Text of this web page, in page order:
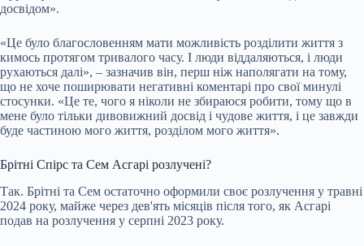
досвідом».
«Це було благословенням мати можливість розділити життя з
кимось протягом тривалого часу. І люди віддаляються, і люди
рухаються далі», – зазначив він, перш ніж наполягати на тому,
що не хоче поширювати негативні коментарі про свої минулі
стосунки. «Це те, чого я ніколи не збираюся робити, тому що в
мене було тільки дивовижний досвід і чудове життя, і це завжди
буде частиною мого життя, розділом мого життя».
Брітні Спірс та Сем Асгарі розлучені?
Так. Брітні та Сем остаточно оформили своє розлучення у травні
2024 року, майже через дев'ять місяців після того, як Асгарі
подав на розлучення у серпні 2023 року.